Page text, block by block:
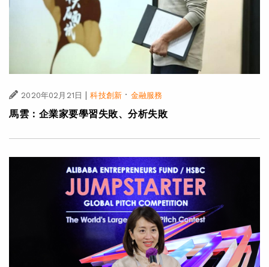
2020年02月21日 | 科技創新 · 金融服務
馬雲：企業家要學習失敗、分析失敗